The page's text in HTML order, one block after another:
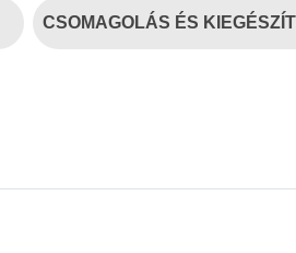
CSOMAGOLÁS ÉS